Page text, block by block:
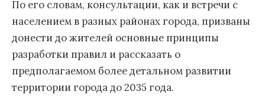
По его словам, консультации, как и встречи с
населением в разных районах города, призваны
донести до жителей основные принципы
разработки правил и рассказать о
предполагаемом более детальном развитии
территории города до 2035 года.